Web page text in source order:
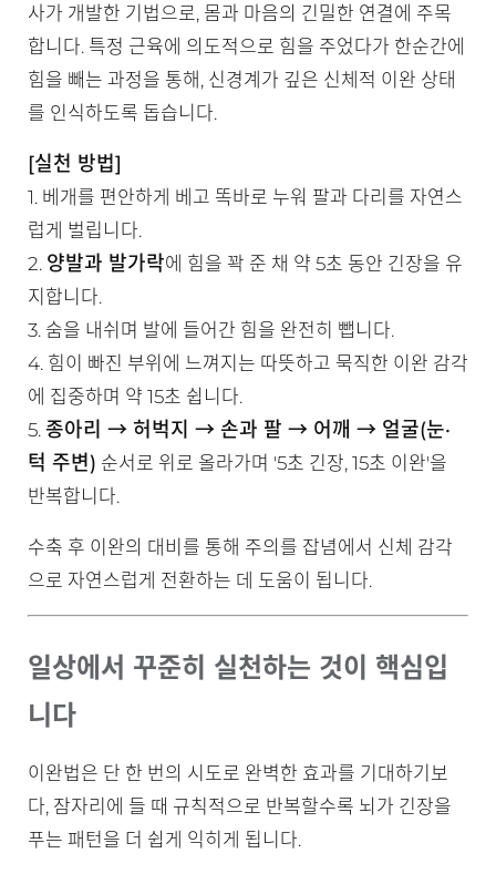
사가 개발한 기법으로, 몸과 마음의 긴밀한 연결에 주목
합니다. 특정 근육에 의도적으로 힘을 주었다가 한순간에
힘을 빼는 과정을 통해, 신경계가 깊은 신체적 이완 상태
를 인식하도록 돕습니다.
[실천 방법]
1. 베개를 편안하게 베고 똑바로 누워 팔과 다리를 자연스
럽게 벌립니다.
2. 양발과 발가락에 힘을 꽉 준 채 약 5초 동안 긴장을 유
지합니다.
3. 숨을 내쉬며 발에 들어간 힘을 완전히 뺍니다.
4. 힘이 빠진 부위에 느껴지는 따뜻하고 묵직한 이완 감각
에 집중하며 약 15초 쉽니다.
5. 종아리 → 허벅지 → 손과 팔 → 어깨 → 얼굴(눈·
턱 주변) 순서로 위로 올라가며 '5초 긴장, 15초 이완'을
반복합니다.
수축 후 이완의 대비를 통해 주의를 잡념에서 신체 감각
으로 자연스럽게 전환하는 데 도움이 됩니다.
일상에서 꾸준히 실천하는 것이 핵심입
니다
이완법은 단 한 번의 시도로 완벽한 효과를 기대하기보
다, 잠자리에 들 때 규칙적으로 반복할수록 뇌가 긴장을
푸는 패턴을 더 쉽게 익히게 됩니다.